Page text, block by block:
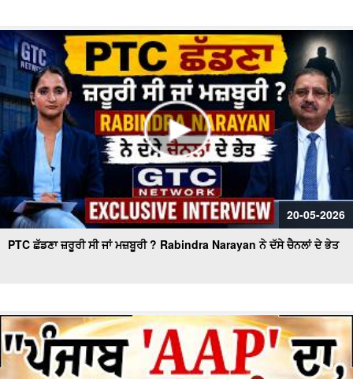
20-05-2026
PTC ਛੱਡਣਾ ਜ਼ਰੂਰੀ ਸੀ ਜਾਂ ਮਜ਼ਬੂਰੀ ? Rabindra Narayan ਨੇ ਦੱਸੇ ਚੈਨਲਾਂ ਦੇ ਭੇਤ